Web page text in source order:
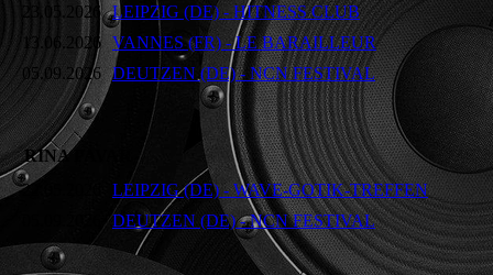
23.05.2026 LEIPZIG (DE) - HITNESS CLUB
13.06.2026 VANNES (FR) - LE BARAILLEUR
05.09.2026 DEUTZEN (DE) - NCN FESTIVAL
RINA PAVAR
22.05.2026
LEIPZIG (DE) - WAVE-GOTIK-TREFFEN
DEUTZEN (DE) - NCN FESTIVAL